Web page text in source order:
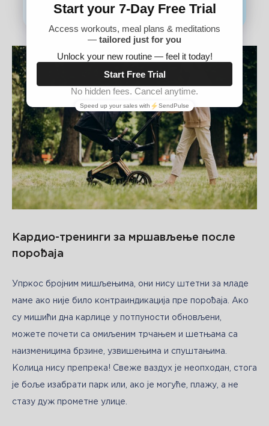
Почни сада! Првих 7 дана бесплатно
Кардио-тренинги за мршављење после
порођаја
Упркос бројним мишљењима, они нису штетни за младе
маме ако није било контраиндикација пре порођаја. Ако
су мишићи дна карлице у потпуности обновљени,
можете почети са омиљеним трчањем и шетњама са
наизменицима брзине, узвишењима и спуштањима.
Колица нису препрека! Свеже ваздух је неопходан, стога
је боље изабрати парк или, ако је могуће, плажу, а не
стазу дуж прометне улице.